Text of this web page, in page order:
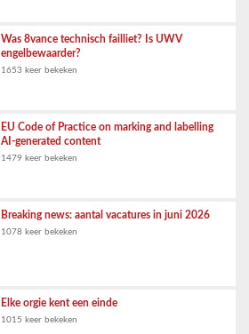
Was 8vance technisch failliet? Is UWV
engelbewaarder?
1653 keer bekeken
EU Code of Practice on marking and labelling
AI-generated content
1479 keer bekeken
Breaking news: aantal vacatures in juni 2026
1078 keer bekeken
Elke orgie kent een einde
1015 keer bekeken